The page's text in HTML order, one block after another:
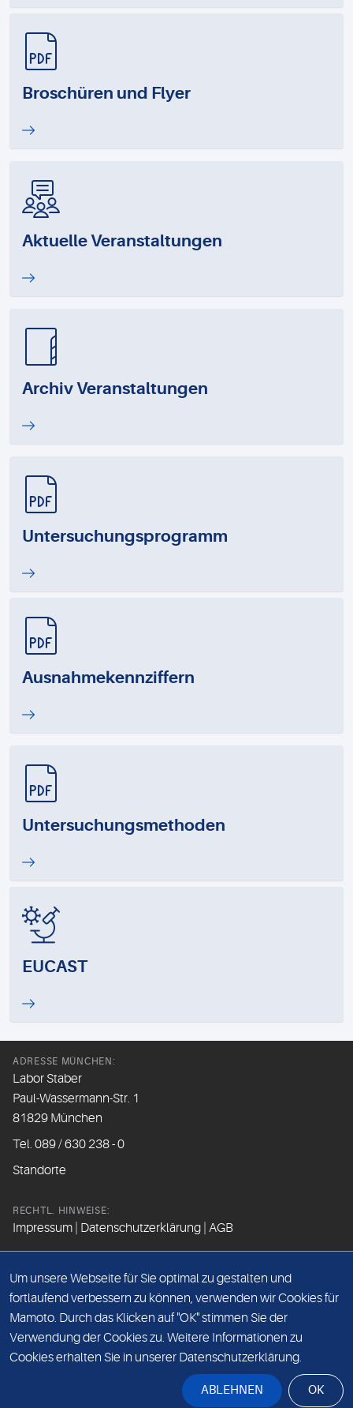
Broschüren und Flyer
Aktuelle Veranstaltungen
Archiv Veranstaltungen
Untersuchungsprogramm
Ausnahmekennziffern
Untersuchungsmethoden
EUCAST
ADRESSE MÜNCHEN:
Labor Staber
Paul-Wassermann-Str. 1
81829 München
Tel. 089 / 630 238 - 0
Standorte
RECHTL. HINWEISE:
Impressum Datenschutzerklärung AGB
Beim Besuch der Social Media Kanäle werden Daten vom
Betreiber der Seite erfasst.
Datenschutzerklärung
Um unsere Webseite für Sie optimal zu gestalten und
fortlaufend verbessern zu können, verwenden wir Cookies für
Mamoto. Durch das Klicken auf "OK" stimmen Sie der
Verwendung der Cookies zu. Weitere Informationen zu
Cookies erhalten Sie in unserer Datenschutzerklärung.
ABLEHNEN OK